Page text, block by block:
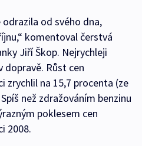
od svého dna,
komentoval čerstvá
Jiří Škop. Nejrychleji
dopravě. Růst cen
zrychlil na 15,7 procenta (ze
než zdražováním benzinu
poklesem cen
2008.